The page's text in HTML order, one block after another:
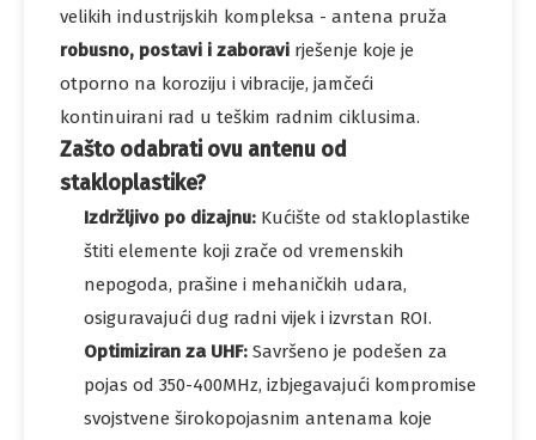
velikih industrijskih kompleksa - antena pruža
robusno, postavi i zaboravi rješenje koje je
otporno na koroziju i vibracije, jamčeći
kontinuirani rad u teškim radnim ciklusima.
Zašto odabrati ovu antenu od
stakloplastike?
Izdržljivo po dizajnu: Kućište od stakloplastike
štiti elemente koji zrače od vremenskih
nepogoda, prašine i mehaničkih udara,
osiguravajući dug radni vijek i izvrstan ROI.
Optimiziran za UHF: Savršeno je podešen za
pojas od 350-400MHz, izbjegavajući kompromise
svojstvene širokopojasnim antenama koje